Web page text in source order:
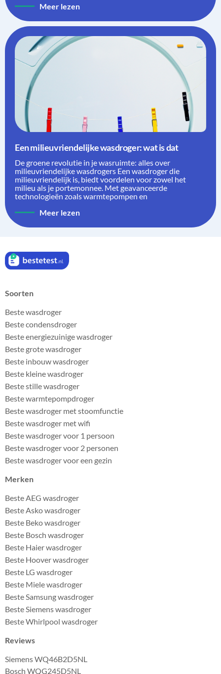
Meer lezen
Een milieuvriendelijke wasdroger: wat is dat
De groene revolutie in je wasruimte: alles over
milieuvriendelijke wasdrogers Een wasdroger die
milieuvriendelijk is, biedt voordelen voor zowel het
milieu als je portemonnee. Met geavanceerde
technologieën zoals warmtepompen en
Meer lezen
Soorten
Beste wasdroger
Beste condensdroger
Beste energiezuinige wasdroger
Beste grote wasdroger
Beste inbouw wasdroger
Beste kleine wasdroger
Beste stille wasdroger
Beste warmtepompdroger
Beste wasdroger met stoomfunctie
Beste wasdroger met wifi
Beste wasdroger voor 1 persoon
Beste wasdroger voor 2 personen
Beste wasdroger voor een gezin
Merken
Beste AEG wasdroger
Beste Asko wasdroger
Beste Beko wasdroger
Beste Bosch wasdroger
Beste Haier wasdroger
Beste Hoover wasdroger
Beste LG wasdroger
Beste Miele wasdroger
Beste Samsung wasdroger
Beste Siemens wasdroger
Beste Whirlpool wasdroger
Reviews
Siemens WQ46B2D5NL
Bosch WQG245D5NL